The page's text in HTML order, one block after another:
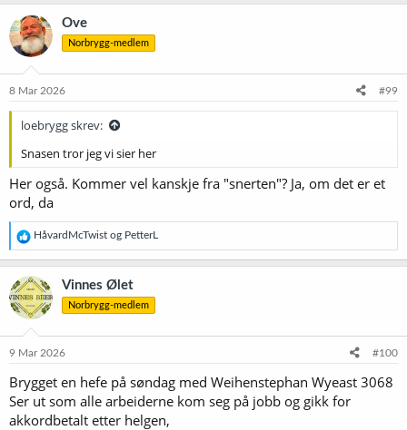
k
s
j
o
e
Ove
Norbrygg-medlem
8 Mar 2026 #99
loebrygg skrev:
Snasen tror jeg vi sier her
Her også. Kommer vel kanskje fra "snerten"? Ja, om det er et
ord, da
R
e
a
k
s
j
o
e
:
HåvardMcTwist og PetterL
Vinnes Ølet
Norbrygg-medlem
9 Mar 2026 #100
Brygget en hefe på søndag med Weihenstephan Wyeast 3068
Ser ut som alle arbeiderne kom seg på jobb og gikk for
akkordbetalt etter helgen,